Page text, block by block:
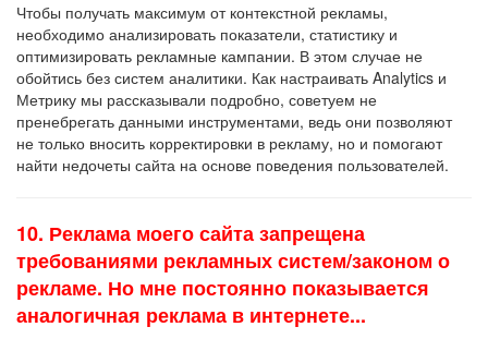
Чтобы получать максимум от контекстной рекламы,
необходимо анализировать показатели, статистику и
оптимизировать рекламные кампании. В этом случае не
обойтись без систем аналитики. Как настраивать Analytics и
Метрику мы рассказывали подробно, советуем не
пренебрегать данными инструментами, ведь они позволяют
не только вносить корректировки в рекламу, но и помогают
найти недочеты сайта на основе поведения пользователей.
10. Реклама моего сайта запрещена
требованиями рекламных систем/законом о
рекламе. Но мне постоянно показывается
аналогичная реклама в интернете...